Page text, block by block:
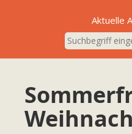
Aktuelle